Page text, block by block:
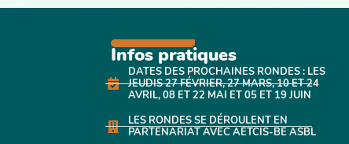
Infos pratiques
DATES DES PROCHAINES RONDES : LES
JEUDIS 27 FÉVRIER, 27 MARS, 10 ET 24
AVRIL, 08 ET 22 MAI ET 05 ET 19 JUIN
LES RONDES SE DÉROULENT EN
PARTENARIAT AVEC AETCIS-BE ASBL